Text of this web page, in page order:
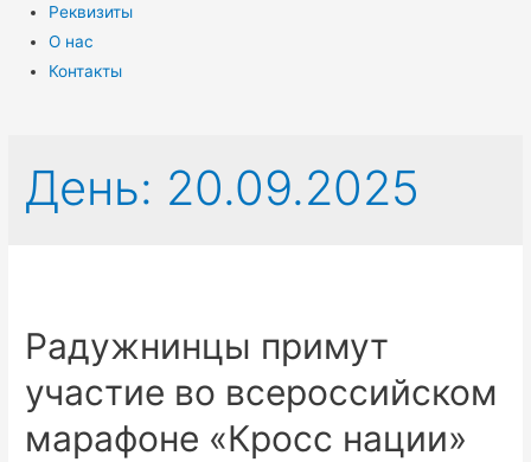
Реквизиты
О нас
Контакты
День: 20.09.2025
Радужнинцы примут
участие во всероссийском
марафоне «Кросс нации»